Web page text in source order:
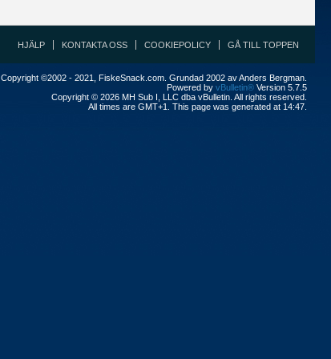
HJÄLP KONTAKTA OSS COOKIEPOLICY GÅ TILL TOPPEN
Copyright ©2002 - 2021, FiskeSnack.com. Grundad 2002 av Anders Bergman.
Powered by vBulletin® Version 5.7.5
Copyright © 2026 MH Sub I, LLC dba vBulletin. All rights reserved.
All times are GMT+1. This page was generated at 14:47.